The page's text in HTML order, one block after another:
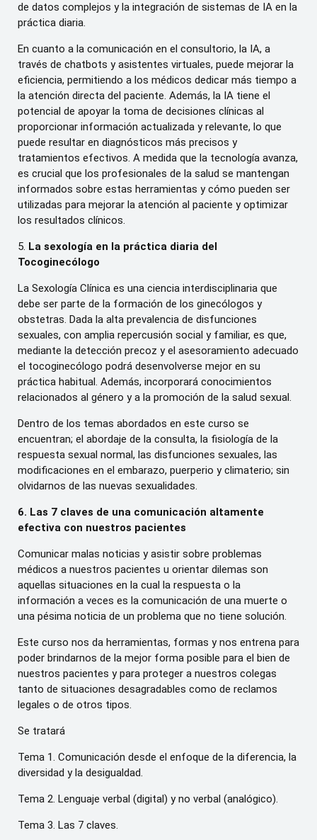
de datos complejos y la integración de sistemas de IA en la
práctica diaria.
En cuanto a la comunicación en el consultorio, la IA, a
través de chatbots y asistentes virtuales, puede mejorar la
eficiencia, permitiendo a los médicos dedicar más tiempo a
la atención directa del paciente. Además, la IA tiene el
potencial de apoyar la toma de decisiones clínicas al
proporcionar información actualizada y relevante, lo que
puede resultar en diagnósticos más precisos y
tratamientos efectivos. A medida que la tecnología avanza,
es crucial que los profesionales de la salud se mantengan
informados sobre estas herramientas y cómo pueden ser
utilizadas para mejorar la atención al paciente y optimizar
los resultados clínicos.
5. La sexología en la práctica diaria del
Tocoginecólogo
La Sexología Clínica es una ciencia interdisciplinaria que
debe ser parte de la formación de los ginecólogos y
obstetras. Dada la alta prevalencia de disfunciones
sexuales, con amplia repercusión social y familiar, es que,
mediante la detección precoz y el asesoramiento adecuado
el tocoginecólogo podrá desenvolverse mejor en su
práctica habitual. Además, incorporará conocimientos
relacionados al género y a la promoción de la salud sexual.
Dentro de los temas abordados en este curso se
encuentran; el abordaje de la consulta, la fisiología de la
respuesta sexual normal, las disfunciones sexuales, las
modificaciones en el embarazo, puerperio y climaterio; sin
olvidarnos de las nuevas sexualidades.
6. Las 7 claves de una comunicación altamente
efectiva con nuestros pacientes
Comunicar malas noticias y asistir sobre problemas
médicos a nuestros pacientes u orientar dilemas son
aquellas situaciones en la cual la respuesta o la
información a veces es la comunicación de una muerte o
una pésima noticia de un problema que no tiene solución.
Este curso nos da herramientas, formas y nos entrena para
poder brindarnos de la mejor forma posible para el bien de
nuestros pacientes y para proteger a nuestros colegas
tanto de situaciones desagradables como de reclamos
legales o de otros tipos.
Se tratará
Tema 1. Comunicación desde el enfoque de la diferencia, la
diversidad y la desigualdad.
Tema 2. Lenguaje verbal (digital) y no verbal (analógico).
Tema 3. Las 7 claves.